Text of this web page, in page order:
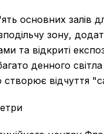
основних залів
зону,
та відкриті
денного
відчуття